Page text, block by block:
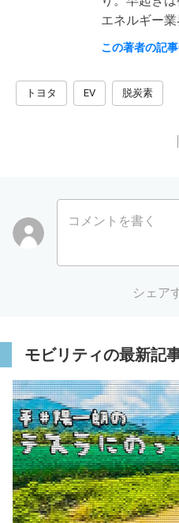
エネルギー業
この著者の記
トヨタ EV 脱炭素
コメントを書く
シェア
モビリティの最新記